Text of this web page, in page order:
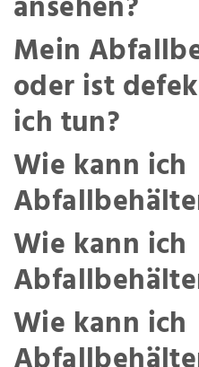
Mein
oder ist
ich tun?
Wie kann ich
Wie kann ich
Wie kann ich